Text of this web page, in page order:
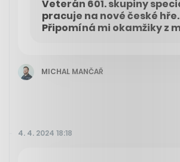
Veterán 601. skupiny
pracuje na nové české hře.
Připomíná mi okamžiky z
MICHAL MANČAŘ
4. 4. 2024 18:18